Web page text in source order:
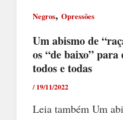
Negros, Opressões
Um abismo de
os “de baixo”
todos e todas
/19/11/2022
Leia também Um